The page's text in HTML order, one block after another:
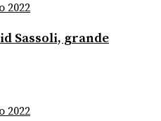
2022
Sassoli, grande
2022